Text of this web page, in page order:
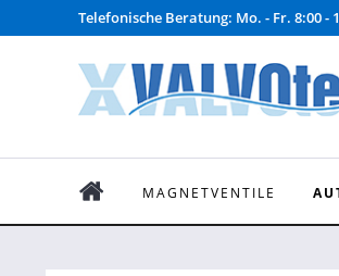
Telefonische Beratung: Mo. - Fr. 8:00 -
MAGNETVENTILE